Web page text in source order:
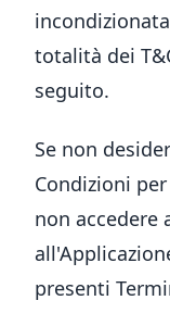
totalità dei
seguito.
Se non
Condizioni
non accedere
presenti